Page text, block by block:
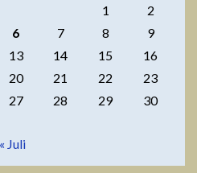
1
2
6 7 8
9
13 14 15
16
20 21 22
23
27 28 29
30
« Juli